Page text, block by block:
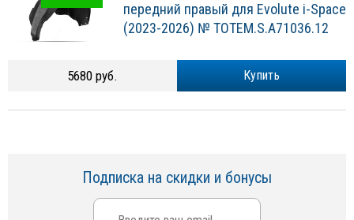
передний правый для Evolute i-Space
(2023-2026) № TOTEM.S.A71036.12
Купить
5680 руб.
Подписка на скидки и бонусы